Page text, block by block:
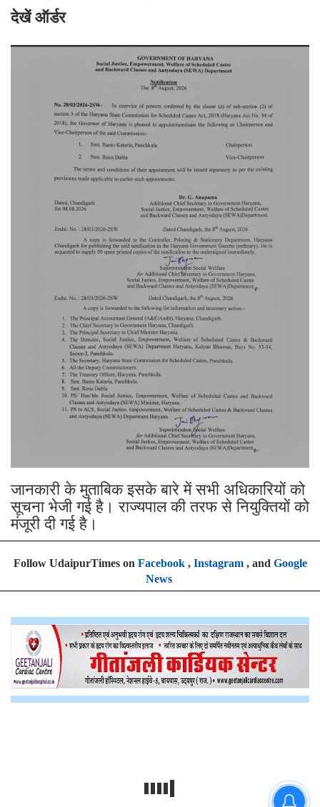
देखें ऑर्डर
जानकारी के मुताबिक इसके बारे में सभी अधिकारियों को
सूचना भेजी गई है। राज्यपाल की तरफ से नियुक्तियों को
मंजूरी दी गई है।
Follow UdaipurTimes on Facebook, Instagram, and Google
News